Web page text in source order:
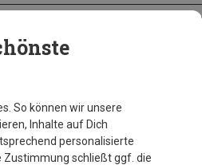
So können wir unsere
Inhalte auf Dich
personalisierte
Zustimmung schließt ggf. die